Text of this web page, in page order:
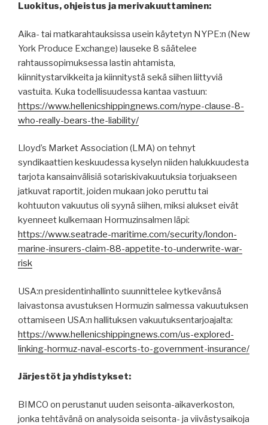
Luokitus, ohjeistus ja merivakuuttaminen:
Aika- tai matkarahtauksissa usein käytetyn NYPE:n (New
York Produce Exchange) lauseke 8 säätelee
rahtaussopimuksessa lastin ahtamista,
kiinnitystarvikkeita ja kiinnitystä sekä siihen liittyviä
vastuita. Kuka todellisuudessa kantaa vastuun:
https://www.hellenicshippingnews.com/nype-clause-8-
who-really-bears-the-liability/
Lloyd’s Market Association (LMA) on tehnyt
syndikaattien keskuudessa kyselyn niiden halukkuudesta
tarjota kansainvälisiä sotariskivakuutuksia torjuakseen
jatkuvat raportit, joiden mukaan joko peruttu tai
kohtuuton vakuutus oli syynä siihen, miksi alukset eivät
kyenneet kulkemaan Hormuzinsalmen läpi:
https://www.seatrade-maritime.com/security/london-
marine-insurers-claim-88-appetite-to-underwrite-war-
risk
USA:n presidentinhallinto suunnittelee kytkevänsä
laivastonsa avustuksen Hormuzin salmessa vakuutuksen
ottamiseen USA:n hallituksen vakuutuksentarjoajalta:
https://www.hellenicshippingnews.com/us-explored-
linking-hormuz-naval-escorts-to-government-insurance/
Järjestöt ja yhdistykset:
BIMCO on perustanut uuden seisonta-aikaverkoston,
jonka tehtävänä on analysoida seisonta- ja viivästysaikoja